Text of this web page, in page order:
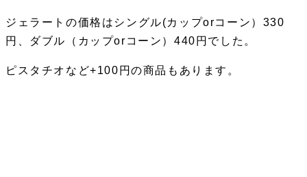
ジェラートの価格はシングル(カップorコーン）330
円、ダブル（カップorコーン）440円でした。
ピスタチオなど+100円の商品もあります。